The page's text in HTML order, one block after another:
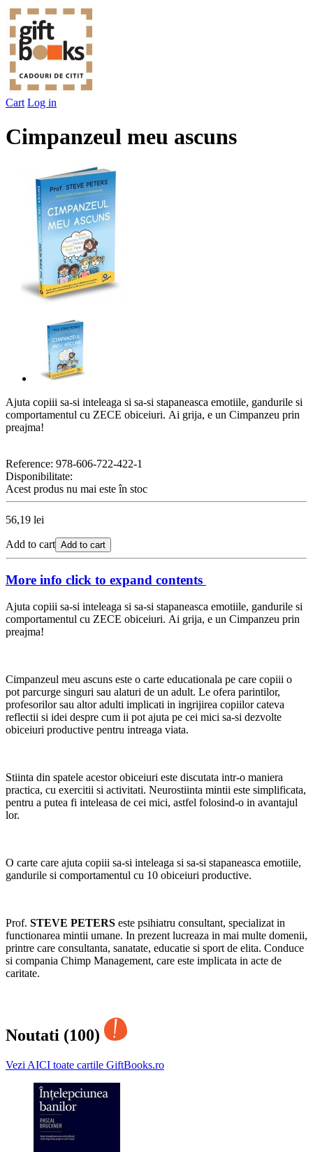
Cart Log in
Cimpanzeul meu ascuns
Ajuta copiii sa-si inteleaga si sa-si stapaneasca emotiile, gandurile si
comportamentul cu ZECE obiceiuri. Ai grija, e un Cimpanzeu prin
preajma!
Reference: 978-606-722-422-1
Disponibilitate:
Acest produs nu mai este în stoc
56,19 lei
Add to cart Add to cart
More info click to expand contents
Ajuta copiii sa-si inteleaga si sa-si stapaneasca emotiile, gandurile si
comportamentul cu ZECE obiceiuri. Ai grija, e un Cimpanzeu prin
preajma!
Cimpanzeul meu ascuns este o carte educationala pe care copiii o
pot parcurge singuri sau alaturi de un adult. Le ofera parintilor,
profesorilor sau altor adulti implicati in ingrijirea copiilor cateva
reflectii si idei despre cum ii pot ajuta pe cei mici sa-si dezvolte
obiceiuri productive pentru intreaga viata.
Stiinta din spatele acestor obiceiuri este discutata intr-o maniera
practica, cu exercitii si activitati. Neurostiinta mintii este simplificata,
pentru a putea fi inteleasa de cei mici, astfel folosind-o in avantajul
lor.
O carte care ajuta copiii sa-si inteleaga si sa-si stapaneasca emotiile,
gandurile si comportamentul cu 10 obiceiuri productive.
Prof. STEVE PETERS este psihiatru consultant, specializat in
functionarea mintii umane. In prezent lucreaza in mai multe domenii,
printre care consultanta, sanatate, educatie si sport de elita. Conduce
si compania Chimp Management, care este implicata in acte de
caritate.
Noutati (100)
Vezi AICI toate cartile GiftBooks.ro